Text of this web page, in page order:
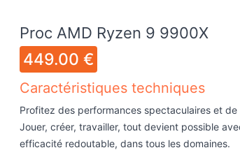
Proc AMD Ryzen 9 9900X
449.00 €
Caractéristiques techniques
Profitez des performances spectaculaires et
Jouer, créer, travailler, tout devient possible
efficacité redoutable, dans tous les domaines.